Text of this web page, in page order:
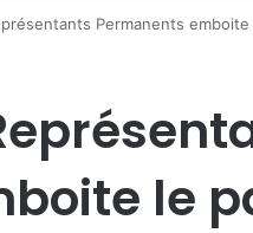
Permanents
le